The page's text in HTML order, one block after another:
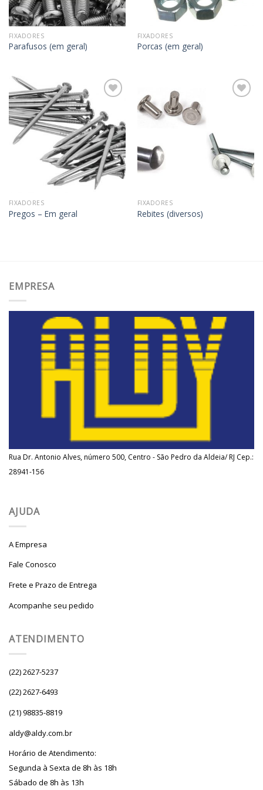
FIXADORES
Parafusos (em geral)
FIXADORES
Porcas (em geral)
Adicionar
aos
meus
desejos
FIXADORES
Pregos – Em geral
FIXADORES
Rebites (diversos)
EMPRESA
Rua Dr. Antonio Alves, número 500, Centro - São Pedro da Aldeia/ RJ Cep.:
28941-156
AJUDA
A Empresa
Fale Conosco
Frete e Prazo de Entrega
Acompanhe seu pedido
ATENDIMENTO
(22) 2627-5237
(22) 2627-6493
(21) 98835-8819
aldy@aldy.com.br
Horário de Atendimento:
Segunda à Sexta de 8h às 18h
Sábado de 8h às 13h